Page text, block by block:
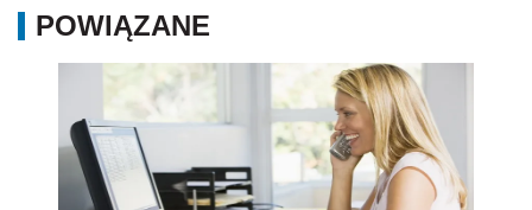
Computing - niewiedza blokuje rozwój